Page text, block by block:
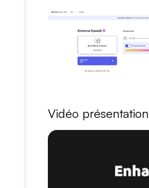
Vidéo présentation